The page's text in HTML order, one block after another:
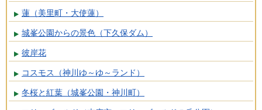
蓮（美里町・大使蓮）
城峯公園からの景色（下久保ダム）
彼岸花
コスモス（神川ゆ～ゆ～ランド）
冬桜と紅葉（城峯公園・神川町）